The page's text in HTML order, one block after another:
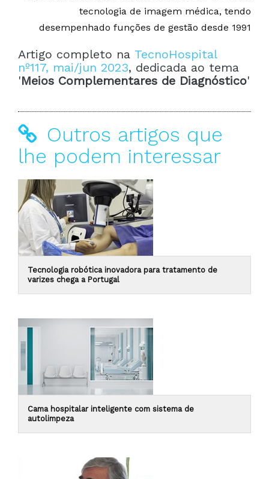
tecnologia de imagem médica, tendo
desempenhado funções de gestão desde 1991
Artigo completo na TecnoHospital
nº117, mai/jun 2023, dedicada ao tema
'Meios Complementares de Diagnóstico'
Outros artigos que
lhe podem interessar
Tecnologia robótica inovadora para tratamento de
varizes chega a Portugal
Cama hospitalar inteligente com sistema de
autolimpeza